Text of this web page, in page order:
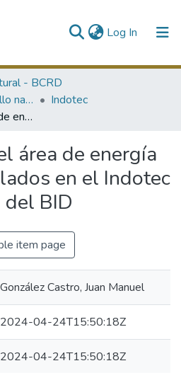
Log In (current)
- BCRD
Proyectos de desarrollo nacional
Indotec
Proyectos en el área de energía solar desarrollados en el Indotec con asistencia del BID
área de energía
en el Indotec
del BID
item page
González Castro, Juan Manuel
2024-04-24T15:50:18Z
2024-04-24T15:50:18Z